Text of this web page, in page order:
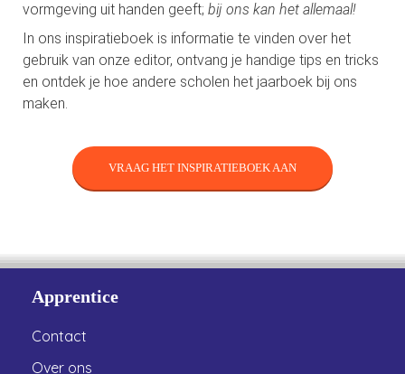
vormgeving uit handen geeft; bij ons kan het allemaal!
In ons inspiratieboek is informatie te vinden over het
gebruik van onze editor, ontvang je handige tips en tricks
en ontdek je hoe andere scholen het jaarboek bij ons
maken.
VRAAG HET INSPIRATIEBOEK AAN
Apprentice
Contact
Over ons